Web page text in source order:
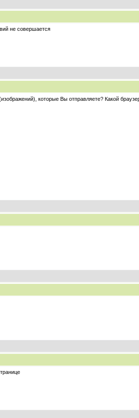
не совершается
которые Вы отправляете? Какой